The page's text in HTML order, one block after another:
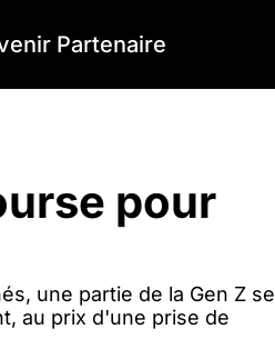
Partenaire
pour
une partie de la Gen Z se
au prix d'une prise de